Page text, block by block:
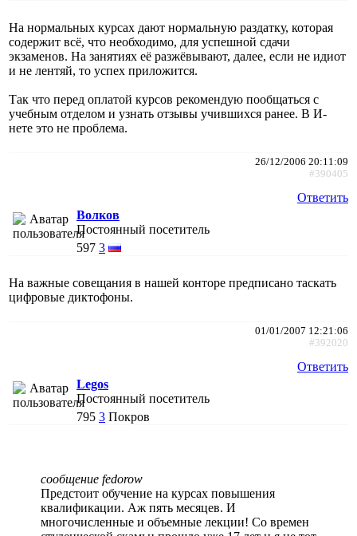
На нормальных курсах дают нормальную раздатку, которая
содержит всё, что необходимо, для успешной сдачи
экзаменов. На занятиях её разжёвывают, далее, если не идиот
и не лентяй, то успех приложится.
Так что перед оплатой курсов рекомендую пообщаться с
учебным отделом и узнать отзывы учившихся ранее. В И-
нете это не проблема.
26/12/2006 20:11:09
#390405
Ответить
Волков
Постоянный посетитель
597 3
На важные совещания в нашей конторе предписано таскать
цифровые диктофоны.
01/01/2007 12:21:06
#392020
Ответить
Legos
Постоянный посетитель
795 3 Покров
сообщение fedorow
Предстоит обучение на курсах повышения
квалификации. Аж пять месяцев. И
многочисленные и объемные лекции! Со времен